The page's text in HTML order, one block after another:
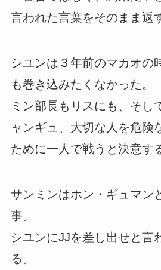
言われた言葉をそのまま返
シユンは３年前のマカオの
も巻き込みたくなかった。
ミン部長もリスにも、そし
ャンギュ、大切な人を危険
ために一人で戦うと決意す
サンミンはホン・ギュマン
事。
シユンにJJを差し出せと言
る。